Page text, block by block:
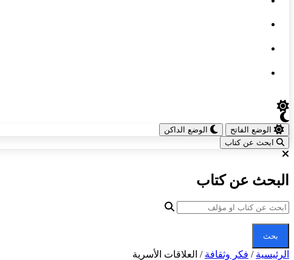
الوضع الفاتح
الوضع الداكن
ابحث عن كتاب
البحث عن كتاب
بحث
الرئيسية / فكر وثقافة / العلاقات الأسرية